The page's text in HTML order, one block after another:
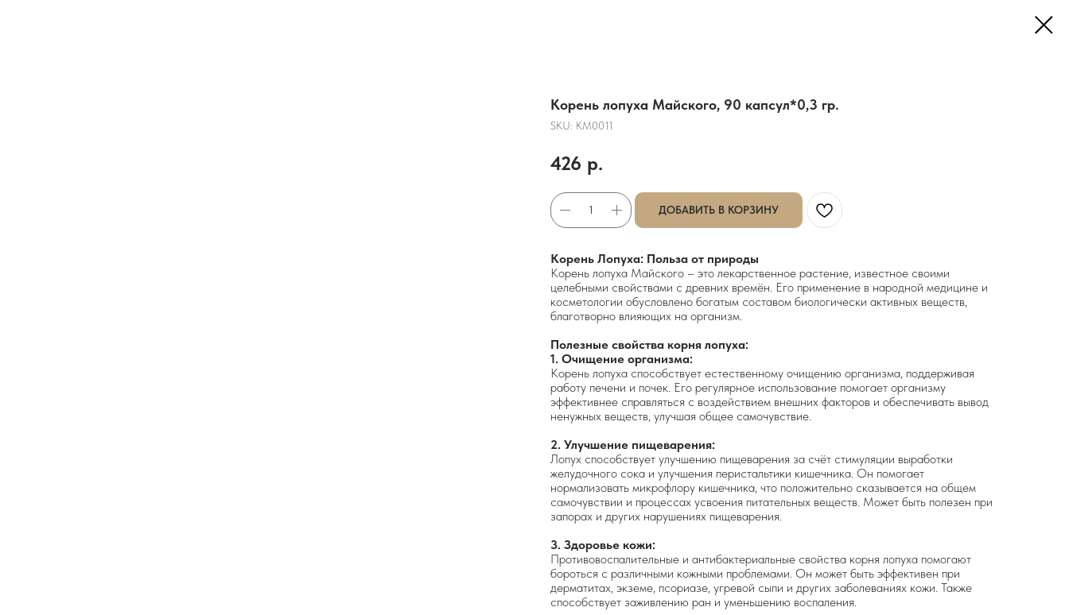
Корень лопуха Майского, 90 капсул*0,3 гр.
SKU: КМ0011
426 р.
ДОБАВИТЬ В КОРЗИНУ
Корень Лопуха: Польза от природы
Корень лопуха Майского – это лекарственное растение, известное своими
целебными свойствами с древних времён. Его применение в народной медицине и
косметологии обусловлено богатым составом биологически активных веществ,
благотворно влияющих на организм.
Полезные свойства корня лопуха:
1. Очищение организма:
Корень лопуха способствует естественному очищению организма, поддерживая
работу печени и почек. Его регулярное использование помогает организму
эффективнее справляться с воздействием внешних факторов и обеспечивать вывод
ненужных веществ, улучшая общее самочувствие.
2. Улучшение пищеварения:
Лопух способствует улучшению пищеварения за счёт стимуляции выработки
желудочного сока и улучшения перистальтики кишечника. Он помогает
нормализовать микрофлору кишечника, что положительно сказывается на общем
самочувствии и процессах усвоения питательных веществ. Может быть полезен при
запорах и других нарушениях пищеварения.
3. Здоровье кожи:
Противовоспалительные и антибактериальные свойства корня лопуха помогают
бороться с различными кожными проблемами. Он может быть эффективен при
дерматитах, экземе, псориазе, угревой сыпи и других заболеваниях кожи. Также
способствует заживлению ран и уменьшению воспаления.